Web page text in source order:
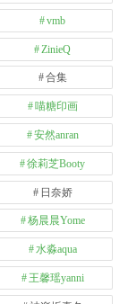
vmb
ZinieQ
合集
喵糖印画
安然anran
徐莉芝Booty
日奈娇
杨晨晨Yome
水淼aqua
王馨瑶yanni